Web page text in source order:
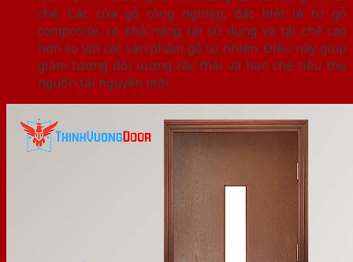
chế. Các cửa gỗ công nghiệp, đặc biệt là từ gỗ
composite, có khả năng tái sử dụng và tái chế cao
hơn so với các sản phẩm gỗ tự nhiên. Điều này giúp
giảm tương đối lượng rác thải và hạn chế tiêu thụ
nguồn tài nguyên mới.